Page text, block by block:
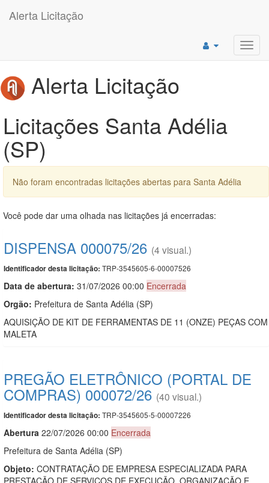
Alerta Licitação
Alerta Licitação
Licitações Santa Adélia
(SP)
Não foram encontradas licitações abertas para Santa Adélia
Você pode dar uma olhada nas licitações já encerradas:
DISPENSA 000075/26 (4 visual.)
Identificador desta licitação: TRP-3545605-6-00007526
Data de abertura: 31/07/2026 00:00 Encerrada
Orgão: Prefeitura de Santa Adélia (SP)
AQUISIÇÃO DE KIT DE FERRAMENTAS DE 11 (ONZE) PEÇAS COM
MALETA
PREGÃO ELETRÔNICO (PORTAL DE
COMPRAS) 000072/26 (40 visual.)
Identificador desta licitação: TRP-3545605-5-00007226
Abertura 22/07/2026 00:00 Encerrada
Prefeitura de Santa Adélia (SP)
Objeto: CONTRATAÇÃO DE EMPRESA ESPECIALIZADA PARA
PRESTAÇÃO DE SERVIÇOS DE EXECUÇÃO, ORGANIZAÇÃO E